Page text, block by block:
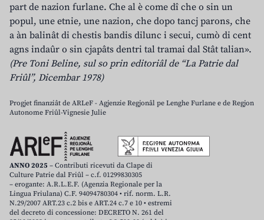
part de nazion furlane. Che al è come dî che o sin un
popul, une etnie, une nazion, che dopo tancj parons, che
a àn balinât di chestis bandis dilunc i secui, cumò di cent
agns indaûr o sin cjapâts dentri tal tramai dal Stât talian».
(Pre Toni Beline, sul so prin editoriâl de “La Patrie dal
Friûl”, Dicembar 1978)
Progjet finanziât de ARLeF - Agjenzie Regjonâl pe Lenghe Furlane e de Regjon
Autonome Friûl-Vignesie Julie
ANNO 2025 – Contributi ricevuti da Clape di
Culture Patrie dal Friûl – c.f. 01299830305
– erogante: A.R.L.E.F. (Agenzia Regionale per la
Lingua Friulana) C.F. 94094780304 • rif. norm. L.R.
N.29/2007 ART.23 c.2 bis e ART.24 c.7 e 10 • estremi
del decreto di concessione: DECRETO N. 261 del